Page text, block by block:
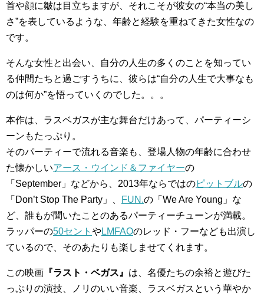
首や顔に皺は目立ちますが、それこそが彼女の“本当の美し
さ”を表しているような、年齢と経験を重ねてきた女性なの
です。
そんな女性と出会い、自分の人生の多くのことを知ってい
る仲間たちと過ごすうちに、彼らは“自分の人生で大事なも
のは何か”を悟っていくのでした。。。
本作は、ラスベガスが主な舞台だけあって、パーティーシ
ーンもたっぷり。
そのパーティーで流れる音楽も、登場人物の年齢に合わせ
た懐かしいアース・ウインド＆ファイヤーの
「September」などから、2013年ならではのピットブルの
「Don’t Stop The Party」、
FUN.の「We Are Young」な
ど、誰もが聞いたことのあるパーティーチューンが満載。
ラッパーの50セント やLMFAOのレッド・フーなども出演し
ているので、そのあたりも楽しませてくれます。
この映画 『ラスト・ベガス』 は、名優たちの余裕と遊びた
っぷりの演技、ノリのいい音楽、ラスベガスという華やか